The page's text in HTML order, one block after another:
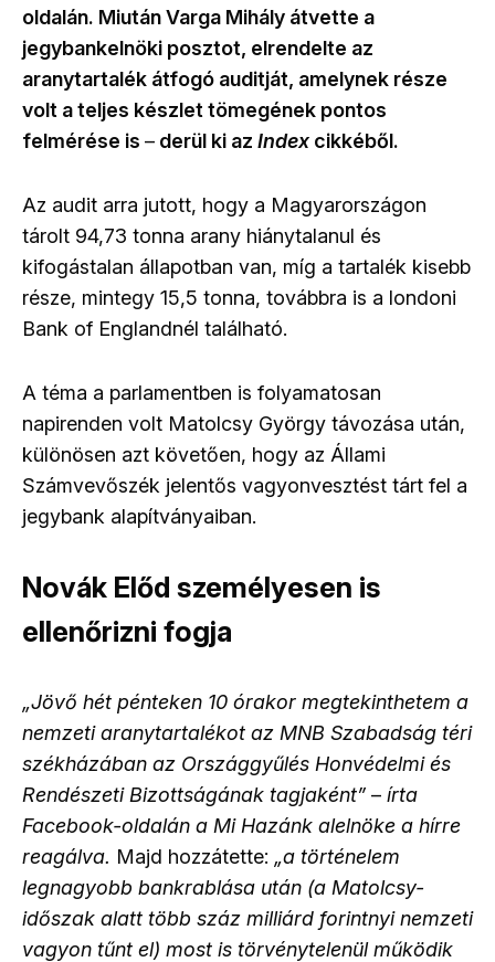
oldalán. Miután Varga Mihály átvette a
jegybankelnöki posztot, elrendelte az
aranytartalék átfogó auditját, amelynek része
volt a teljes készlet tömegének pontos
felmérése is – derül ki az Index cikkéből.
Az audit arra jutott, hogy a Magyarországon
tárolt 94,73 tonna arany hiánytalanul és
kifogástalan állapotban van, míg a tartalék kisebb
része, mintegy 15,5 tonna, továbbra is a londoni
Bank of Englandnél található.
A téma a parlamentben is folyamatosan
napirenden volt Matolcsy György távozása után,
különösen azt követően, hogy az Állami
Számvevőszék jelentős vagyonvesztést tárt fel a
jegybank alapítványaiban.
Novák Előd személyesen is
ellenőrizni fogja
„Jövő hét pénteken 10 órakor megtekinthetem a
nemzeti aranytartalékot az MNB Szabadság téri
székházában az Országgyűlés Honvédelmi és
Rendészeti Bizottságának tagjaként” – írta
Facebook-oldalán a Mi Hazánk alelnöke a hírre
reagálva. Majd hozzátette: „a történelem
legnagyobb bankrablása után (a Matolcsy-
időszak alatt több száz milliárd forintnyi nemzeti
vagyon tűnt el) most is törvénytelenül működik